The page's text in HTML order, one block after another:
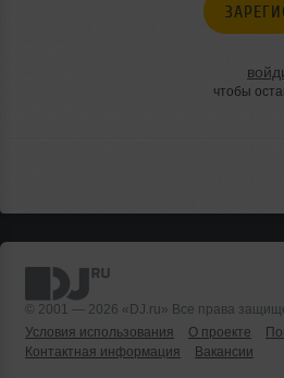
чтобы
© 2001 — 2026 «DJ.ru» Все права
Условия использования
О проекте
Контактная информация
Вакансии